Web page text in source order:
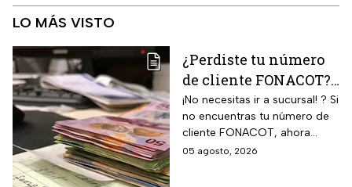
LO MÁS VISTO
¿Perdiste tu número
de cliente FONACOT?
Así puedes
recuperarlo y
consultar tu crédito
2026
¡No necesitas ir a sucursal! ? Si
no encuentras tu número de
cliente FONACOT, ahora
puedes recuperarlo y
05 agosto, 2026